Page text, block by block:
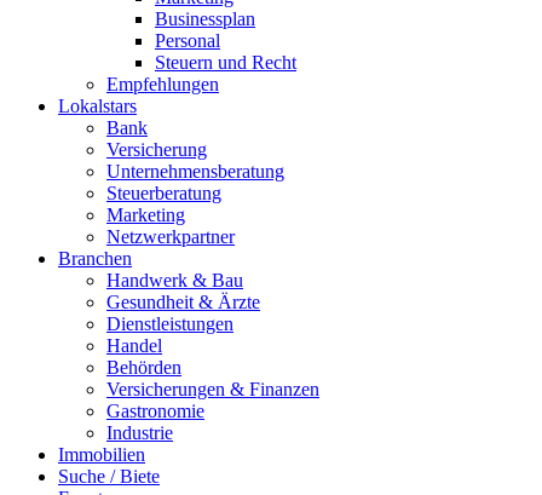
Businessplan​
Personal
Steuern und Recht
Empfehlungen
Lokalstars
Bank
Versicherung
Unternehmensberatung
Steuerberatung
Marketing
Netzwerkpartner
Branchen
Handwerk & Bau
Gesundheit & Ärzte
Dienstleistungen
Handel
Behörden
Versicherungen & Finanzen
Gastronomie
Industrie
Immobilien
Suche / Biete